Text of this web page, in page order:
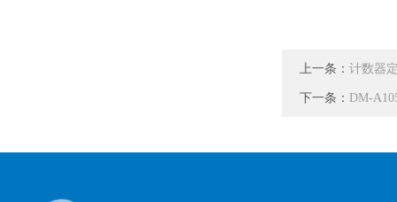
上一条： 计数器
下一条： DM-